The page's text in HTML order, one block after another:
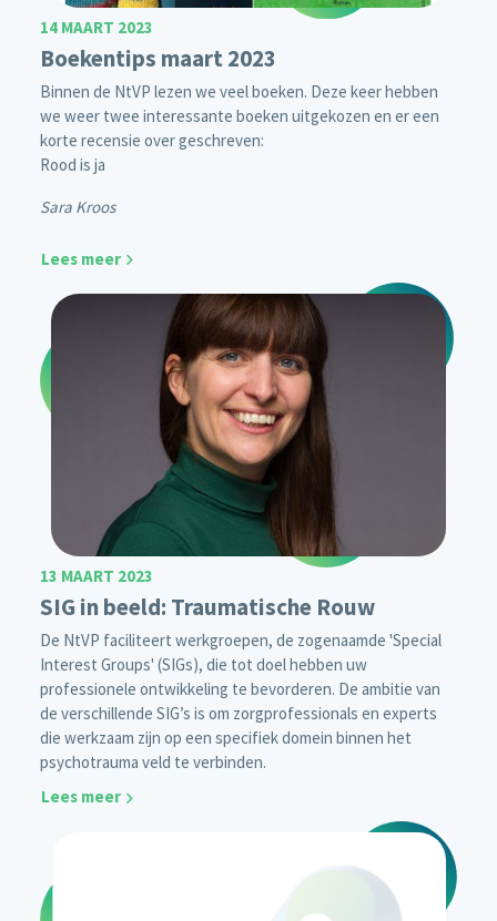
14 MAART 2023
Boekentips maart 2023
Binnen de NtVP lezen we veel boeken. Deze keer hebben
we weer twee interessante boeken uitgekozen en er een
korte recensie over geschreven:
Rood is ja
Sara Kroos
Lees meer
13 MAART 2023
SIG in beeld: Traumatische Rouw
De NtVP faciliteert werkgroepen, de zogenaamde 'Special
Interest Groups' (SIGs), die tot doel hebben uw
professionele ontwikkeling te bevorderen. De ambitie van
de verschillende SIG’s is om zorgprofessionals en experts
die werkzaam zijn op een specifiek domein binnen het
psychotrauma veld te verbinden.
Lees meer